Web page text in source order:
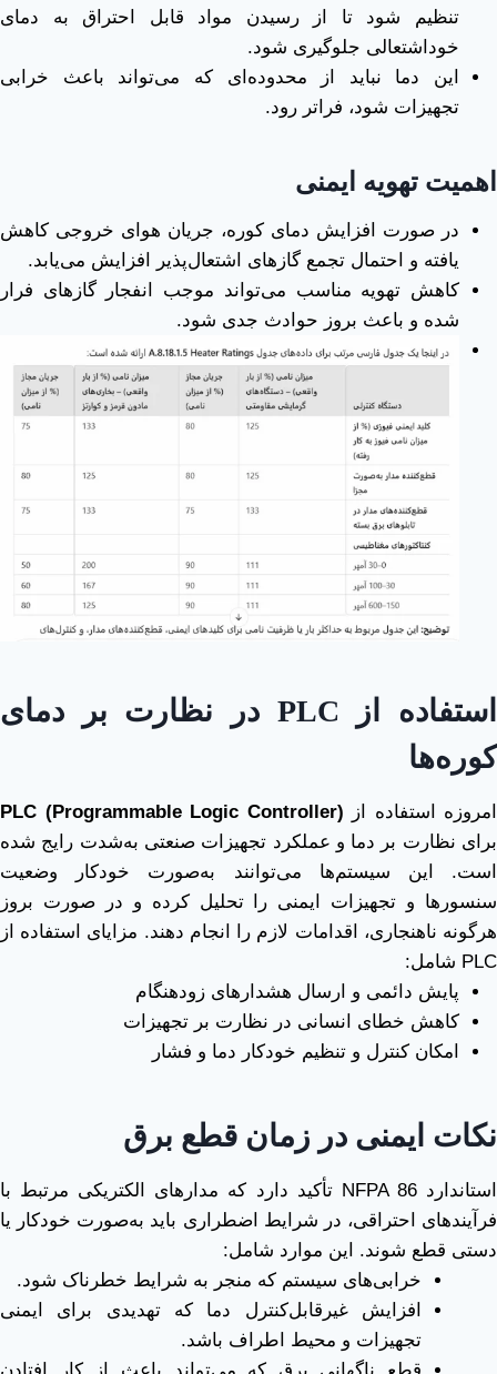
تنظیم شود تا از رسیدن مواد قابل احتراق به دمای
خوداشتعالی جلوگیری شود.
این دما نباید از محدوده‌ای که می‌تواند باعث خرابی
تجهیزات شود، فراتر رود.
اهمیت تهویه ایمنی
در صورت افزایش دمای کوره، جریان هوای خروجی کاهش
یافته و احتمال تجمع گازهای اشتعال‌پذیر افزایش می‌یابد.
کاهش تهویه مناسب می‌تواند موجب انفجار گازهای فرار
شده و باعث بروز حوادث جدی شود.
استفاده از
در نظارت بر دمای
کوره‌ها
امروزه استفاده از PLC (Programmable Logic Controller)
برای نظارت بر دما و عملکرد تجهیزات صنعتی به‌شدت رایج شده
است. این سیستم‌ها می‌توانند به‌صورت خودکار وضعیت
سنسورها و تجهیزات ایمنی را تحلیل کرده و در صورت بروز
هرگونه ناهنجاری، اقدامات لازم را انجام دهند. مزایای استفاده از
PLC شامل:
پایش دائمی و ارسال هشدارهای زودهنگام
کاهش خطای انسانی در نظارت بر تجهیزات
امکان کنترل و تنظیم خودکار دما و فشار
نکات ایمنی در زمان قطع برق
استاندارد NFPA 86 تأکید دارد که مدارهای الکتریکی مرتبط با
فرآیندهای احتراقی، در شرایط اضطراری باید به‌صورت خودکار یا
دستی قطع شوند. این موارد شامل:
خرابی‌های سیستم که منجر به شرایط خطرناک شود.
افزایش غیرقابل‌کنترل دما که تهدیدی برای ایمنی
تجهیزات و محیط اطراف باشد.